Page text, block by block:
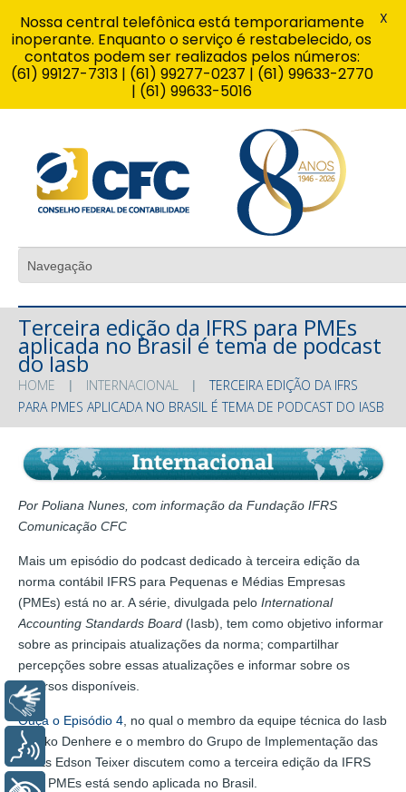
Terceira edição da IFRS para PMEs
aplicada no Brasil é tema de podcast
do Iasb
HOME INTERNACIONAL
TERCEIRA EDIÇÃO DA IFRS
PARA PMES APLICADA NO BRASIL É TEMA DE PODCAST DO IASB
Por Poliana Nunes, com informação da Fundação IFRS
Comunicação CFC
Mais um episódio do podcast dedicado à terceira edição da
norma contábil IFRS para Pequenas e Médias Empresas
(PMEs) está no ar. A série, divulgada pelo International
Accounting Standards Board (Iasb), tem como objetivo informar
sobre as principais atualizações da norma; compartilhar
percepções sobre essas atualizações e informar sobre os
recursos disponíveis.
Ouça o Episódio 4, no qual o membro da equipe técnica do Iasb
Tinyiko Denhere e o membro do Grupo de Implementação das
PMEs Edson Teixer discutem como a terceira edição da IFRS
para PMEs está sendo aplicada no Brasil.
Nossa central telefônica está temporariamente
inoperante. Enquanto o serviço é restabelecido, os
contatos podem ser realizados pelos números:
(61) 99127-7313 | (61) 99277-0237 | (61) 99633-2770
| (61) 99633-5016
X
Voz